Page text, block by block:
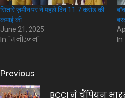
सितारे ज़मीन पर ने पहले दिन 11.7 करोड़ की
कमाई की
June 21, 2025
In "मनोरंजन" In
Post
navigation
Previous
BCCI ने चैंपियन